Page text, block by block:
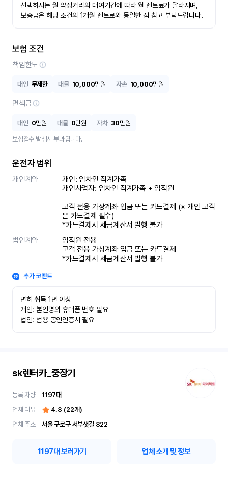
선택하시는 월 약정거리와 대여기간에 따라 월 렌트료가 달라지며,
보증금은 해당 조건의 1개월 렌트료와 동일한 점 참고 부탁드립니다.
보험 조건
책임한도
대인 무제한 대물 10,000만원 자손 10,000만원
면책금
대인 0만원 대물 0만원 자차 30만원
보험접수 발생시 부과됩니다.
운전자 범위
개인계약
개인: 임차인 직계가족
개인사업자: 임차인 직계가족 + 임직원
고객 전용 가상계좌 입금 또는 카드결제 (※ 개인 고객
은 카드결제 필수)
*카드결제시 세금계산서 발행 불가
법인계약
임직원 전용
고객 전용 가상계좌 입금 또는 카드결제
*카드결제시 세금계산서 발행 불가
추가 코멘트
면허 취득 1년 이상
개인: 본인명의 휴대폰 번호 필요
법인: 범용 공인인증서 필요
sk렌터카_중장기
등록 차량 1197대
업체 리뷰
4.8 (22개)
업체 주소
서울 구로구 서부샛길 822
1197대 보러가기 업체 소개 및 정보